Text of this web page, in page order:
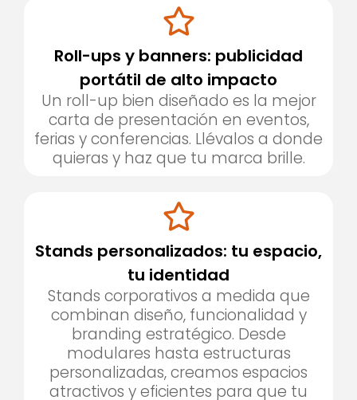
Roll-ups y banners: publicidad
portátil de alto impacto
Un roll-up bien diseñado es la mejor
carta de presentación en eventos,
ferias y conferencias. Llévalos a donde
quieras y haz que tu marca brille.
Stands personalizados: tu espacio,
tu identidad
Stands corporativos a medida que
combinan diseño, funcionalidad y
branding estratégico. Desde
modulares hasta estructuras
personalizadas, creamos espacios
atractivos y eficientes para que tu